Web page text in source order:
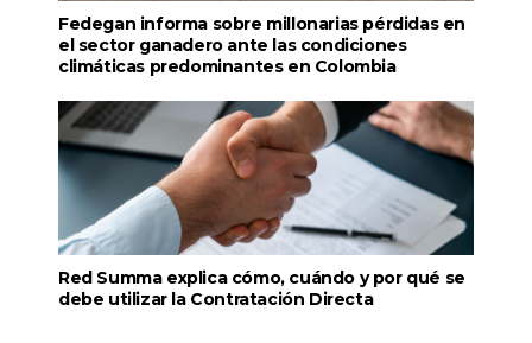
Fedegan informa sobre millonarias pérdidas en
el sector ganadero ante las condiciones
climáticas predominantes en Colombia
Red Summa explica cómo, cuándo y por qué se
debe utilizar la Contratación Directa